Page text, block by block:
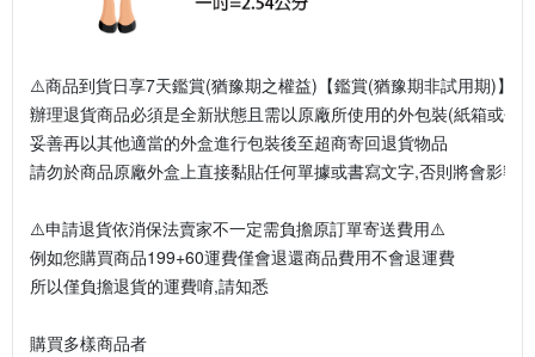
⚠️商品到貨日享7天鑑賞(猶豫期之權益)【鑑賞(猶豫期非試用期)】⚠️
辦理退貨商品必須是全新狀態且需以原廠所使用的外包裝(紙箱或包
妥善再以其他適當的外盒進行包裝後至超商寄回退貨物品
請勿於商品原廠外盒上直接黏貼任何單據或書寫文字,否則將會影響
⚠️申請退貨依消保法賣家不一定需負擔原訂單寄送費用⚠️
例如您購買商品199+60運費僅會退還商品費用不會退運費
所以僅負擔退貨的運費唷,請知悉
購買多樣商品者